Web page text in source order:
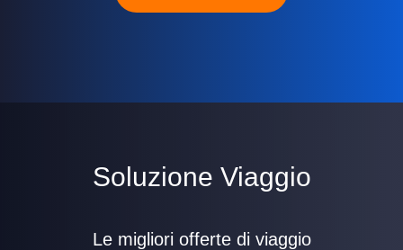
Soluzione Viaggio
Le migliori offerte di viaggio